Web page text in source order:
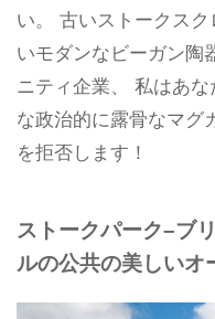
い。 古いストークス
いモダンなビーガン陶
ニティ企業、 私はあ
な政治的に露骨なマグ
を拒否します！
ストークパーク–ブ
ルの公共の美しいオ